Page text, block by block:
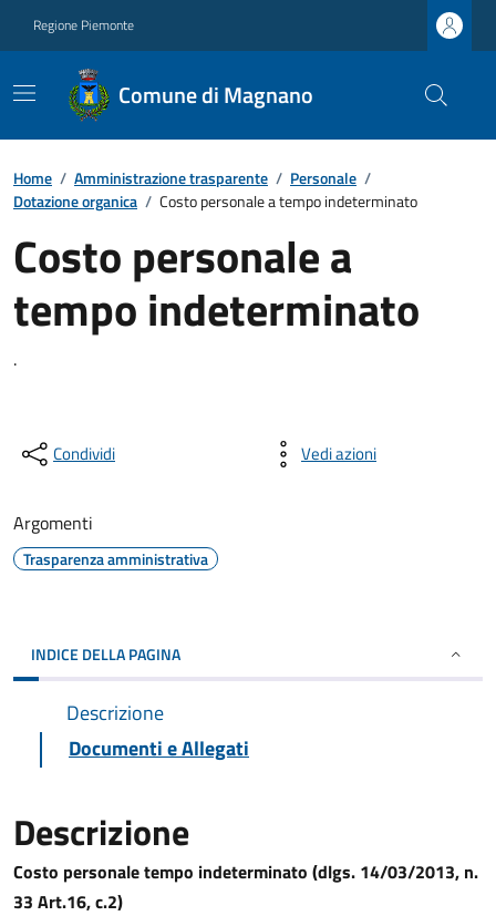
Regione Piemonte
Comune di Magnano
Home / Amministrazione trasparente / Personale /
Dotazione organica / Costo personale a tempo indeterminato
Costo personale a
tempo indeterminato
.
Condividi Vedi azioni
Argomenti
Trasparenza amministrativa
INDICE DELLA PAGINA
Descrizione
Documenti e Allegati
Descrizione
Costo personale tempo indeterminato (dlgs. 14/03/2013, n.
33 Art.16, c.2)